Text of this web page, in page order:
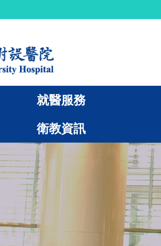
就醫服務
衛教資訊